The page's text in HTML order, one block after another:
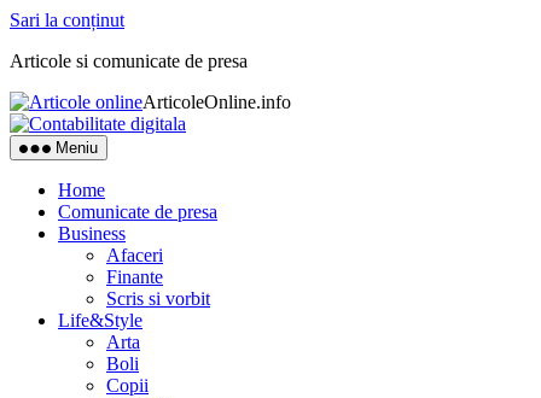
Sari la conținut
Articole si comunicate de presa
ArticoleOnline.info
Meniu
Home
Comunicate de presa
Business
Afaceri
Finante
Scris si vorbit
Life&Style
Arta
Boli
Copii